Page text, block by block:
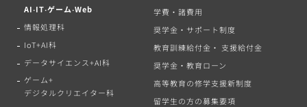
AI‧IT‧ゲーム‧Web
情報処理科
IoT+AI科
データサイエンス+AI科
ゲーム+
デジタルクリエイター科
学費・諸費用
奨学金・サポート制度
教育訓練給付金・ 支援給付金
奨学金・教育ローン
高等教育の修学支援新制度
留学生の方の募集要項